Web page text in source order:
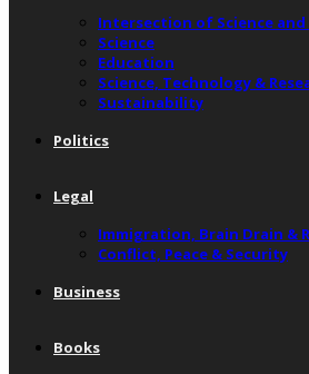
Intersection of Science and
Science
Education
Science, Technology &
Sustainability
Politics
Legal
Immigration, Brain Drain &
Conflict, Peace & Security
Business
Books